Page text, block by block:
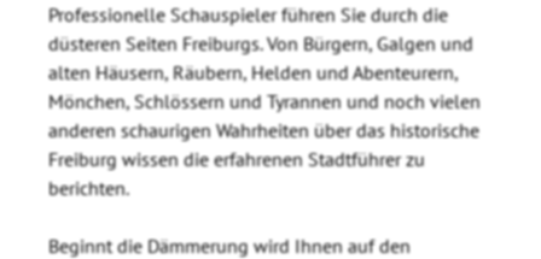
Professionelle Schauspieler führen Sie durch die
düsteren Seiten Freiburgs. Von Bürgern, Galgen und
alten Häusern, Räubern, Helden und Abenteurern,
Mönchen, Schlössern und Tyrannen und noch vielen
anderen schaurigen Wahrheiten über das historische
Freiburg wissen die erfahrenen Stadtführer zu
berichten.
Beginnt die Dämmerung wird Ihnen auf den